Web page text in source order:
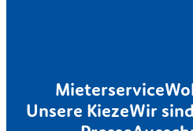
Mieterservice
Unsere KiezeWir